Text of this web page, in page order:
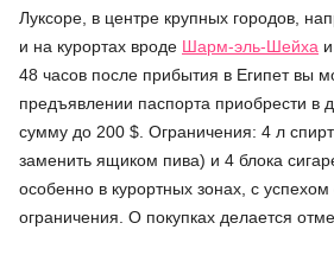
Луксоре, в центре крупных городов,
и на курортах вроде Шарм-эль-Шейха и
48 часов после прибытия в Египет вы
предъявлении паспорта приобрести в
сумму до 200 $. Ограничения: 4 л
заменить ящиком пива) и 4 блока
особенно в курортных зонах, с успехом
ограничения. О покупках делается